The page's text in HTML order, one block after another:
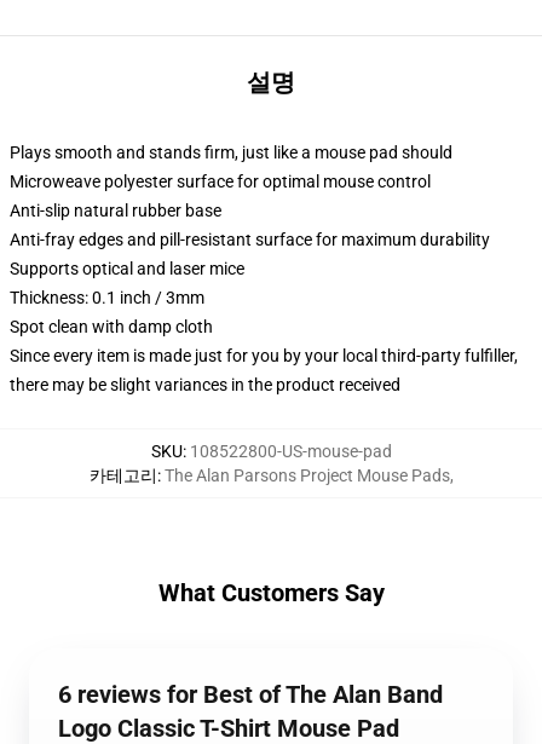
설명
Plays smooth and stands firm, just like a mouse pad should
Microweave polyester surface for optimal mouse control
Anti-slip natural rubber base
Anti-fray edges and pill-resistant surface for maximum durability
Supports optical and laser mice
Thickness: 0.1 inch / 3mm
Spot clean with damp cloth
Since every item is made just for you by your local third-party fulfiller,
there may be slight variances in the product received
SKU: 108522800-US-mouse-pad
카테고리:The Alan Parsons Project Mouse Pads,
What Customers Say
6 reviews for Best of The Alan Band
Logo Classic T-Shirt Mouse Pad